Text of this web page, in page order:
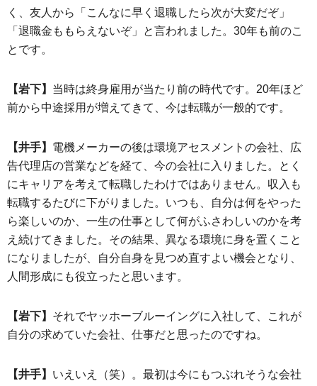
く、友人から「こんなに早く退職したら次が大変だぞ」
「退職金ももらえないぞ」と言われました。30年も前のこ
とです。
【岩下】 当時は終身雇用が当たり前の時代です。20年ほど
前から中途採用が増えてきて、今は転職が一般的です。
【井手】 電機メーカーの後は環境アセスメントの会社、広
告代理店の営業などを経て、今の会社に入りました。とく
にキャリアを考えて転職したわけではありません。収入も
転職するたびに下がりました。いつも、自分は何をやった
ら楽しいのか、一生の仕事として何がふさわしいのかを考
え続けてきました。その結果、異なる環境に身を置くこと
になりましたが、自分自身を見つめ直すよい機会となり、
人間形成にも役立ったと思います。
【岩下】 それでヤッホーブルーイングに入社して、これが
自分の求めていた会社、仕事だと思ったのですね。
【井手】 いえいえ（笑）。最初は今にもつぶれそうな会社